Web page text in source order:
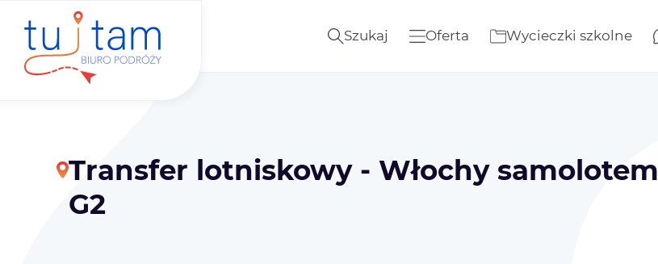
Szukaj Oferta Wycieczki szkolne
Transfer lotniskowy - Włochy samolotem
G2